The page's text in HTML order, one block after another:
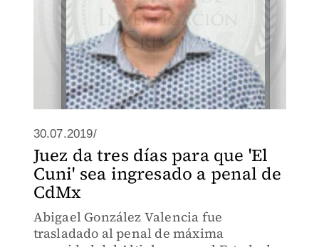
30.07.2019/
Juez da tres días para que 'El
Cuni' sea ingresado a penal de
CdMx
Abigael González Valencia fue
trasladado al penal de máxima